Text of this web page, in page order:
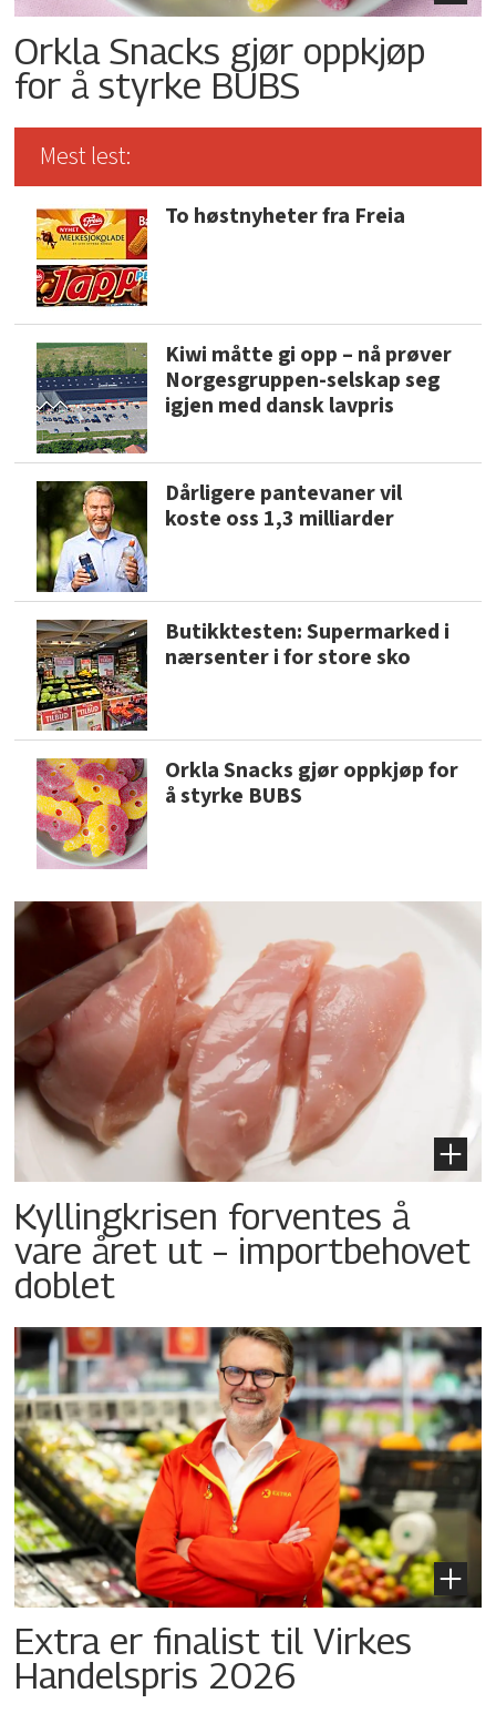
Orkla Snacks gjør oppkjøp
for å styrke BUBS
Mest lest:
To høstnyheter fra Freia
Kiwi måtte gi opp – nå prøver
Norgesgruppen-selskap seg
igjen med dansk lavpris
Dårligere pantevaner vil
koste oss 1,3 milliarder
Butikktesten: Supermarked i
nærsenter i for store sko
Orkla Snacks gjør oppkjøp for
å styrke BUBS
Kyllingkrisen forventes å
vare året ut – importbehovet
doblet
Extra er finalist til Virkes
Handelspris 2026